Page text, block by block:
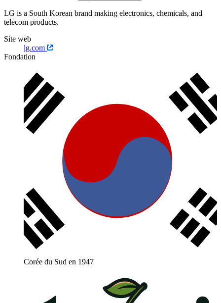
LG is a South Korean brand making electronics, chemicals, and
telecom products.
Site web
lg.com
Fondation
Corée du Sud en 1947